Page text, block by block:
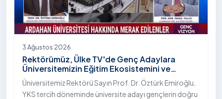
3 Ağustos 2026
Rektörümüz, Ülke TV'de Genç Adaylara
Üniversitemizin Eğitim Ekosistemini ve
Sunduğu Nitelikli İmkânları Anlattı
Üniversitemiz Rektörü Sayın Prof. Dr. Öztürk Emiroğlu,
YKS tercih döneminde üniversite adayı gençlerin doğru